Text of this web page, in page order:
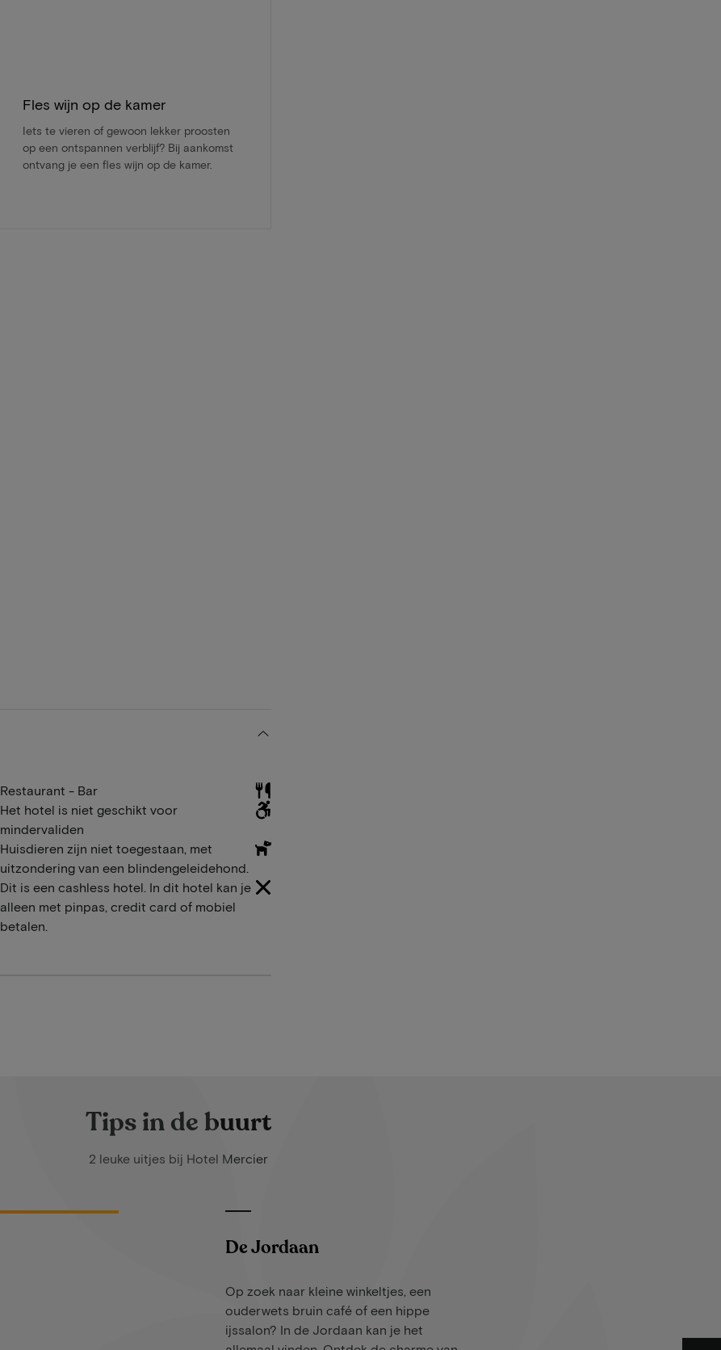
Fles wijn op de kamer
Iets te vieren of gewoon lekker proosten
op een ontspannen verblijf? Bij aankomst
ontvang je een fles wijn op de kamer.
Restaurant - Bar
Het hotel is niet geschikt voor
mindervaliden
Huisdieren zijn niet toegestaan, met
uitzondering van een blindengeleidehond.
Dit is een cashless hotel. In dit hotel kan je
alleen met pinpas, credit card of mobiel
betalen.
Tips in de buurt
2 leuke uitjes bij Hotel Mercier
De Jordaan
Op zoek naar kleine winkeltjes, een
ouderwets bruin café of een hippe
ijssalon? In de Jordaan kan je het